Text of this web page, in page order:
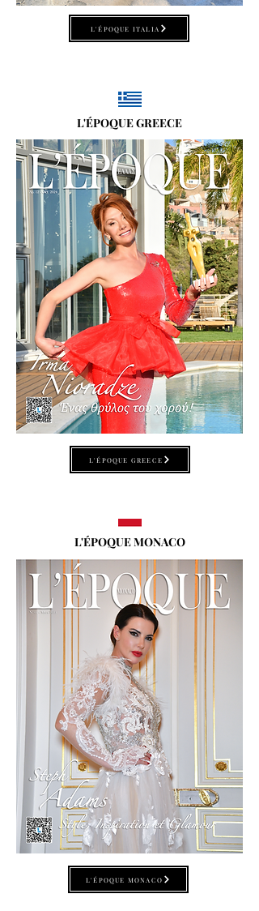
L'ÉPOQUE ITALIA
L'ÉPOQUE GREECE
L'ÉPOQUE GREECE
L'ÉPOQUE MONACO
L'ÉPOQUE MONACO